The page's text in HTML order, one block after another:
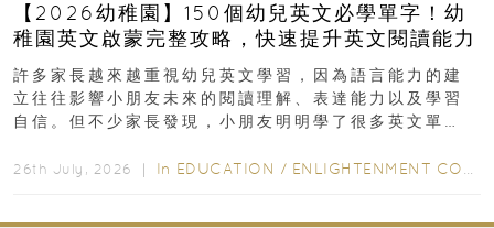
【2026幼稚園】150個幼兒英文必學單字！幼
稚園英文啟蒙完整攻略，快速提升英文閱讀能力
許多家長越來越重視幼兒英文學習，因為語言能力的建
立往往影響小朋友未來的閱讀理解、表達能力以及學習
自信。但不少家長發現，小朋友明明學了很多英文單
26th July, 2026 ｜ In EDUCATION / ENLIGHTENMENT CORNER